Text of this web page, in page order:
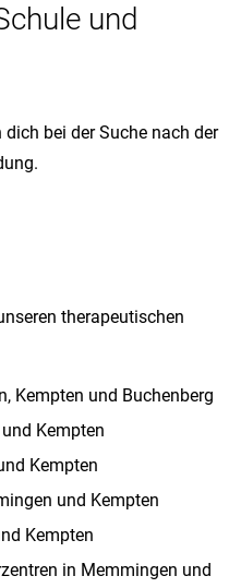
und
bei der Suche nach der
therapeutischen
Kempten und Buchenberg
Kempten
Kempten
und Kempten
Kempten
in Memmingen und